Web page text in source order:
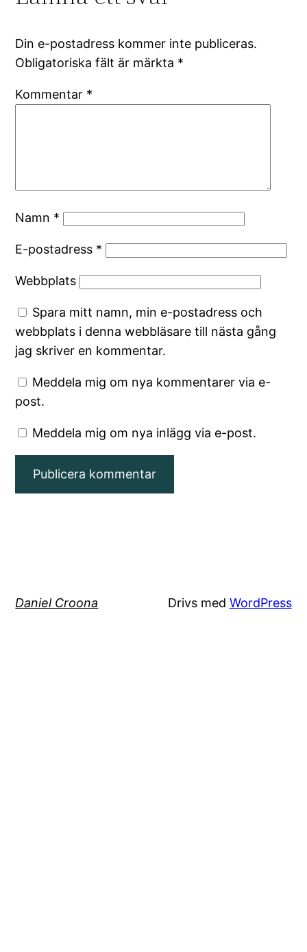
Din e-postadress kommer inte publiceras.
Obligatoriska fält är märkta *
Kommentar *
Namn *
E-postadress *
Webbplats
Spara mitt namn, min e-postadress och
webbplats i denna webbläsare till nästa gång
jag skriver en kommentar.
Meddela mig om nya kommentarer via e-
post.
Meddela mig om nya inlägg via e-post.
Daniel Croona Drivs med WordPress